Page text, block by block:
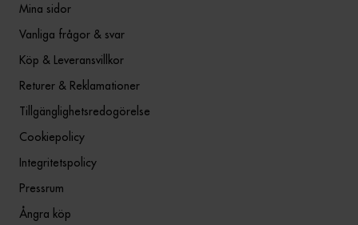
Mina sidor
Vanliga frågor & svar
Köp & Leveransvillkor
Returer & Reklamationer
Tillgänglighetsredogörelse
Cookiepolicy
Integritetspolicy
Pressrum
Ångra köp